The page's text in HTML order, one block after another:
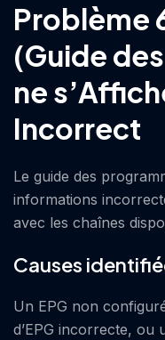
Problème
(Guide
ne
Incorrect
Le guide des
informations
avec les chaînes
Causes
Un EPG non
d’EPG incorrecte, ou